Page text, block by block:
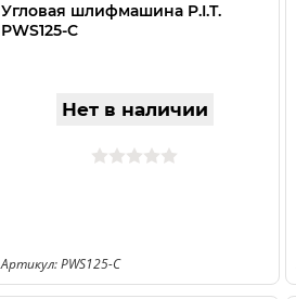
Угловая шлифмашина P.I.T.
РWS125-C
Нет в наличии
Артикул: РWS125-C